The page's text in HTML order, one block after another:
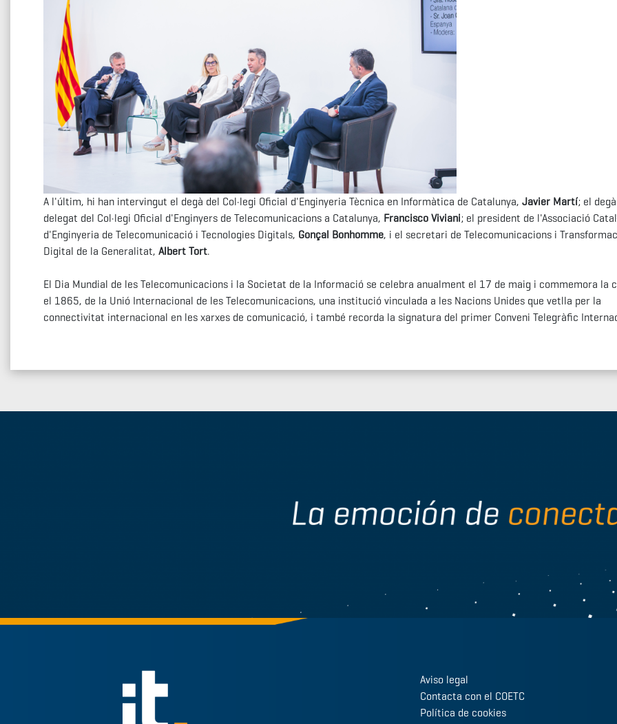
A l'últim, hi han intervingut el degà del Col·legi Oficial d'Enginyeria Tècnica en Informàtica de Catalunya, Javier Martí; el degà
delegat del Col·legi Oficial d'Enginyers de Telecomunicacions a Catalunya, Francisco Viviani; el president de l'Associació
d'Enginyeria de Telecomunicació i Tecnologies Digitals, Gonçal Bonhomme, i el secretari de Telecomunicacions i
Digital de la Generalitat, Albert Tort.
El Dia Mundial de les Telecomunicacions i la Societat de la Informació se celebra anualment el 17 de maig i commemora la
el 1865, de la Unió Internacional de les Telecomunicacions, una institució vinculada a les Nacions Unides que vetlla per la
connectivitat internacional en les xarxes de comunicació, i també recorda la signatura del primer Conveni Telegràfic
Aviso legal
Contacta con el COETC
Política de cookies